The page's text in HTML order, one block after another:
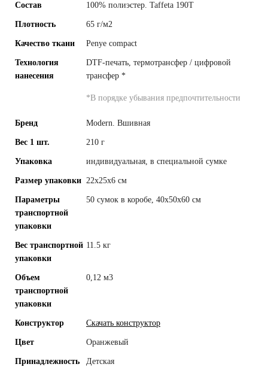
Состав 100% полиэстер. Taffeta 190T
Плотность 65 г/м2
Качество ткани Penye compact
Технология
нанесения
DTF-печать, термотрансфер / цифровой
трансфер *
*В порядке убывания предпочтительности
Бренд Modern. Вшивная
Вес 1 шт. 210 г
Упаковка индивидуальная, в специальной сумке
Размер упаковки 22х25х6 см
Параметры
транспортной
упаковки
50 сумок в коробе, 40x50x60 см
Вес транспортной
упаковки
11.5 кг
Объем
транспортной
упаковки
0,12 м3
Конструктор Скачать конструктор
Цвет Оранжевый
Принадлежность Детская